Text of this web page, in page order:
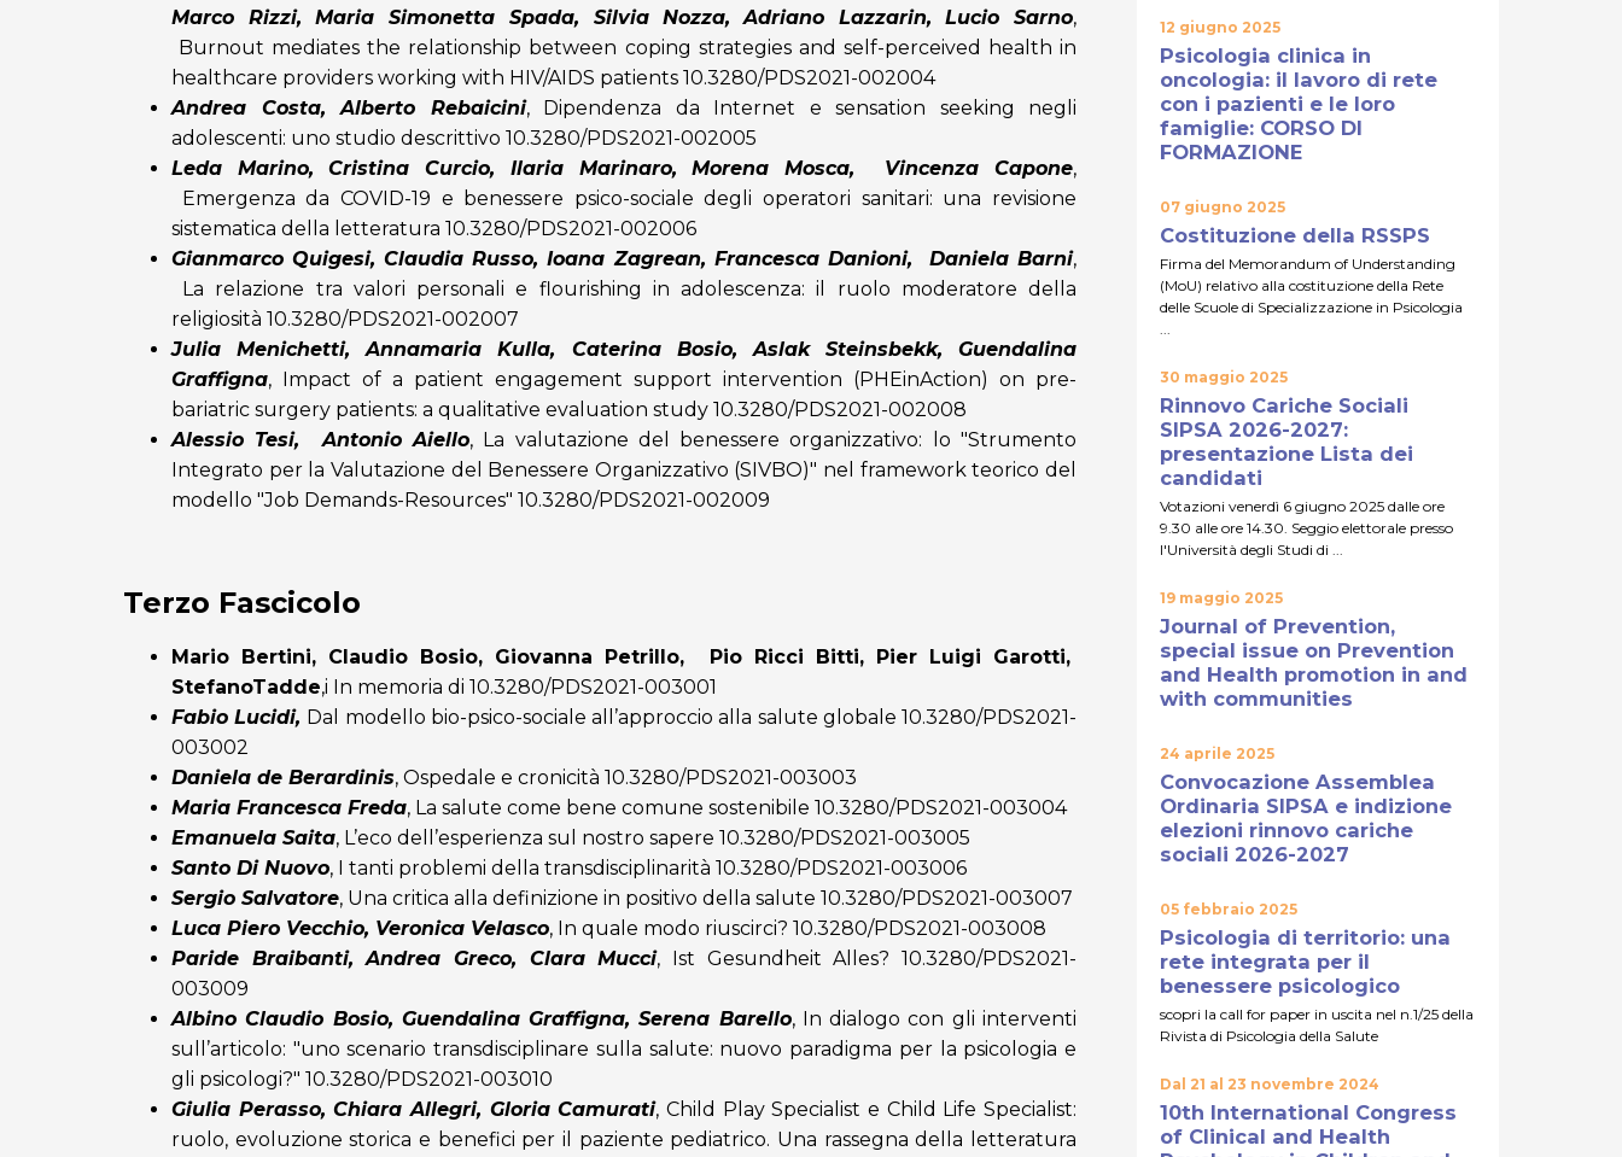
Marco Rizzi, Maria Simonetta Spada, Silvia Nozza,
Adriano Lazzarin, Lucio Sarno,
Burnout mediates the relationship between coping strategies and self-perceived health in
healthcare providers working with HIV/AIDS patients 10.3280/PDS2021-002004
Andrea Costa, Alberto Rebaicini,
Dipendenza da Internet e sensation seeking negli
adolescenti: uno studio descrittivo 10.3280/PDS2021-002005
Leda Marino, Cristina Curcio, Ilaria Marinaro, Morena Mosca, Vincenza Capone,
Emergenza da COVID-19 e benessere psico-sociale degli operatori sanitari: una revisione
sistematica della letteratura 10.3280/PDS2021-002006
Gianmarco Quigesi, Claudia Russo, Ioana Zagrean, Francesca Danioni, Daniela Barni,
La relazione tra valori personali e flourishing in adolescenza: il ruolo moderatore della
religiosità 10.3280/PDS2021-002007
Julia Menichetti, Annamaria Kulla, Caterina Bosio, Aslak Steinsbekk, Guendalina
Graffigna, Impact of a patient engagement support intervention (PHEinAction) on pre-
bariatric surgery patients: a qualitative evaluation study 10.3280/PDS2021-002008
Alessio Tesi, Antonio Aiello, La valutazione del benessere organizzativo: lo "Strumento
Integrato per la Valutazione del Benessere Organizzativo (SIVBO)" nel framework teorico del
modello "Job Demands-Resources" 10.3280/PDS2021-002009
Terzo Fascicolo
Mario Bertini, Claudio Bosio, Giovanna Petrillo, Pio Ricci Bitti, Pier Luigi Garotti,
StefanoTadde,i In memoria di 10.3280/PDS2021-003001
Fabio Lucidi, Dal modello bio-psico-sociale all’approccio alla salute globale 10.3280/PDS2021-
003002
Daniela de Berardinis, Ospedale e cronicità 10.3280/PDS2021-003003
Maria Francesca Freda, La salute come bene comune sostenibile 10.3280/PDS2021-003004
Emanuela Saita, L’eco dell’esperienza sul nostro sapere 10.3280/PDS2021-003005
Santo Di Nuovo, I tanti problemi della transdisciplinarità 10.3280/PDS2021-003006
Sergio Salvatore, Una critica alla definizione in positivo della salute 10.3280/PDS2021-003007
Luca Piero Vecchio, Veronica Velasco, In quale modo riuscirci? 10.3280/PDS2021-003008
Paride Braibanti, Andrea Greco, Clara Mucci, Ist Gesundheit Alles? 10.3280/PDS2021-
003009
Albino Claudio Bosio, Guendalina Graffigna, Serena Barello,
In dialogo con gli interventi
sull’articolo: "uno scenario transdisciplinare sulla salute: nuovo paradigma per la psicologia e
gli psicologi?" 10.3280/PDS2021-003010
Giulia Perasso, Chiara Allegri, Gloria Camurati, Child Play Specialist e Child Life Specialist:
ruolo, evoluzione storica e benefici per il paziente pediatrico. Una rassegna della letteratura
12 giugno 2025
Psicologia clinica in
oncologia: il lavoro di rete
con i pazienti e le loro
famiglie: CORSO DI
FORMAZIONE
07 giugno 2025
Costituzione della RSSPS
Firma del Memorandum of Understanding
(MoU) relativo alla costituzione della Rete
delle Scuole di Specializzazione in Psicologia
30 maggio 2025
Rinnovo Cariche Sociali
SIPSA 2026-2027:
presentazione Lista dei
candidati
Votazioni venerdì 6 giugno 2025 dalle ore
9.30 alle ore 14.30. Seggio elettorale presso
l'Università degli Studi di ...
19 maggio 2025
Journal of Prevention,
special issue on Prevention
and Health promotion in and
with communities
24 aprile 2025
Convocazione Assemblea
Ordinaria SIPSA e indizione
elezioni rinnovo cariche
sociali 2026-2027
05 febbraio 2025
Psicologia di territorio: una
rete integrata per il
benessere psicologico
scopri la call for paper in uscita nel n.1/25 della
Rivista di Psicologia della Salute
Dal 21 al 23 novembre 2024
10th International Congress
of Clinical and Health